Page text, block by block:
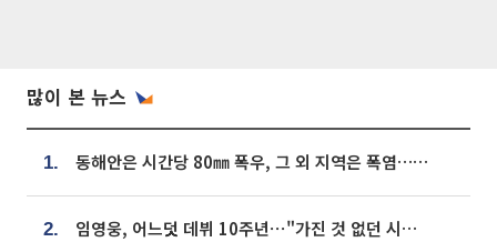
많이 본 뉴스
1. 동해안은 시간당 80㎜ 폭우, 그 외 지역은 폭염…‘극과 극 날씨’
2. 임영웅, 어느덧 데뷔 10주년⋯"가진 것 없던 시절, 내 앞엔 20명의 팬뿐"